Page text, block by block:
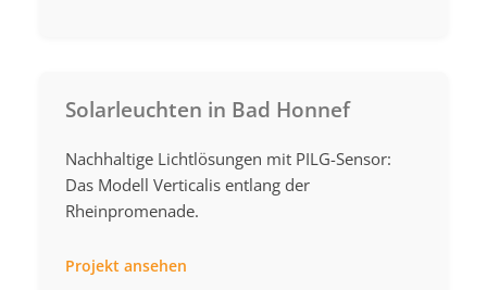
Solarleuchten in Bad Honnef
Nachhaltige Lichtlösungen mit PILG-Sensor:
Das Modell Verticalis entlang der
Rheinpromenade.
Projekt ansehen